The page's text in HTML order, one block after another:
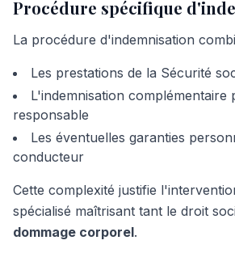
Procédure spécifique
La procédure d'indemnisation
Les prestations de la Sécurité
L'indemnisation
responsable
Les éventuelles garanties
conducteur
Cette complexité justifie
spécialisé maîtrisant tant le droit
dommage corporel.